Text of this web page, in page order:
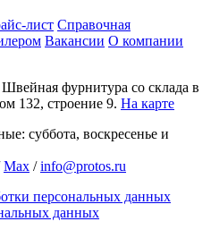
лист Справочная
Вакансии О компании
Швейная фурнитура со склада в
132, строение 9. На карте
суббота, воскресенье и
Max /info@protos.ru
персональных данных
данных